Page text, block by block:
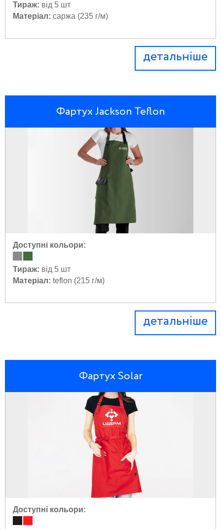
Тираж: від 5 шт
Матеріал: саржа (235 г/м)
детальніше
Фартух Jackson Teflon
Доступні кольори:
Тираж: від 5 шт
Матеріал: teflon (215 г/м)
детальніше
Фартух Solar
Доступні кольори: